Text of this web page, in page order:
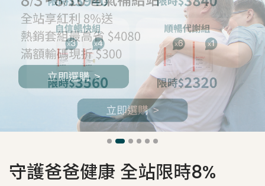
守護爸爸健康 全站限時8%